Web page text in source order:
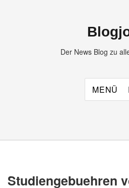
Der News Blog zu
MENÜ
Studiengebuehren